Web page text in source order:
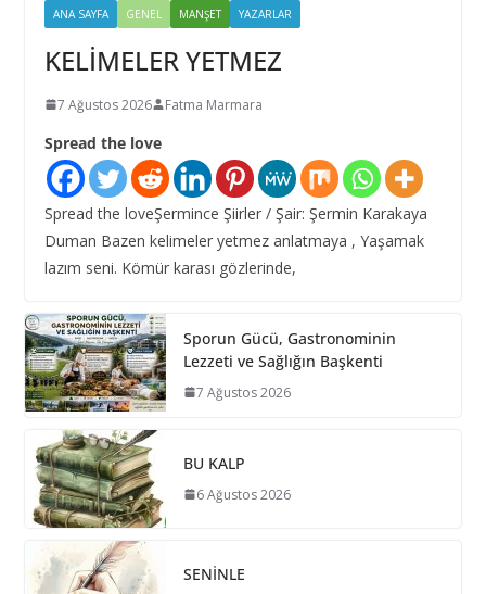
ANA SAYFA GENEL MANŞET YAZARLAR
KELİMELER YETMEZ
7 Ağustos 2026 Fatma Marmara
Spread the love
Spread the loveŞermince Şiirler / Şair: Şermin Karakaya
Duman Bazen kelimeler yetmez anlatmaya , Yaşamak
lazım seni. Kömür karası gözlerinde,
Sporun Gücü, Gastronominin
Lezzeti ve Sağlığın Başkenti
7 Ağustos 2026
BU KALP
6 Ağustos 2026
SENİNLE